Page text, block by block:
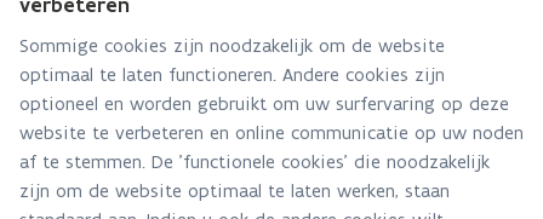
Via contact formulier
Alle contactgegevens
Adres
Stationsstraat 110
2800 Mechelen
Sommige cookies zijn noodzakelijk om de website
optimaal te laten functioneren. Andere cookies zijn
optioneel en worden gebruikt om uw surfervaring op deze
website te verbeteren en online communicatie op uw noden
af te stemmen. De 'functionele cookies' die noodzakelijk
zijn om de website optimaal te laten werken, staan